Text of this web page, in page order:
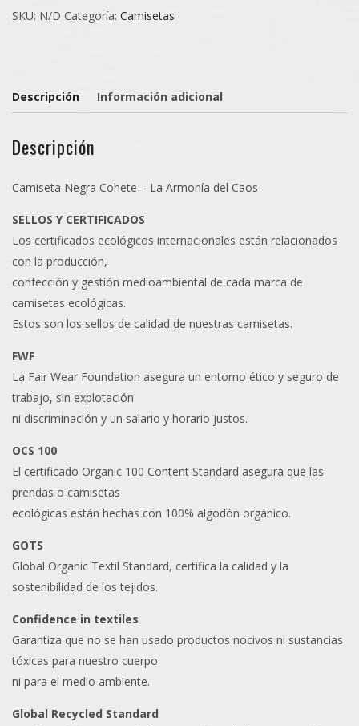
SKU: N/D Categoría: Camisetas
Descripción Información adicional
Descripción
Camiseta Negra Cohete – La Armonía del Caos
SELLOS Y CERTIFICADOS
Los certificados ecológicos internacionales están relacionados
con la producción,
confección y gestión medioambiental de cada marca de
camisetas ecológicas.
Estos son los sellos de calidad de nuestras camisetas.
FWF
La Fair Wear Foundation asegura un entorno ético y seguro de
trabajo, sin explotación
ni discriminación y un salario y horario justos.
OCS 100
El certificado Organic 100 Content Standard asegura que las
prendas o camisetas
ecológicas están hechas con 100% algodón orgánico.
GOTS
Global Organic Textil Standard, certifica la calidad y la
sostenibilidad de los tejidos.
Confidence in textiles
Garantiza que no se han usado productos nocivos ni sustancias
tóxicas para nuestro cuerpo
ni para el medio ambiente.
Global Recycled Standard